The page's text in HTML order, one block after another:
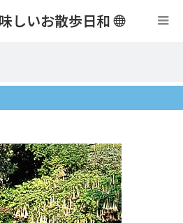
しいお散歩日和